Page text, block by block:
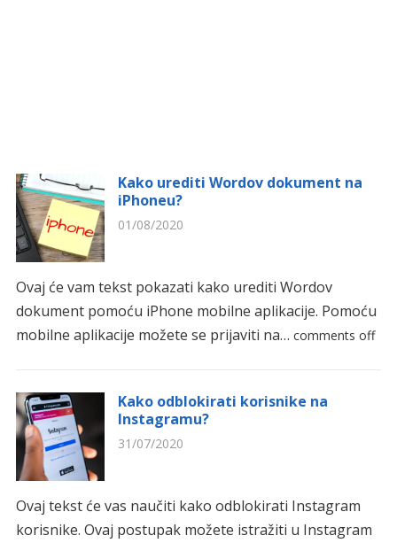
Kako urediti Wordov dokument na
iPhoneu?
01/08/2020
Ovaj će vam tekst pokazati kako urediti Wordov
dokument pomoću iPhone mobilne aplikacije. Pomoću
mobilne aplikacije možete se prijaviti na… comments off
Kako odblokirati korisnike na
Instagramu?
31/07/2020
Ovaj tekst će vas naučiti kako odblokirati Instagram
korisnike. Ovaj postupak možete istražiti u Instagram